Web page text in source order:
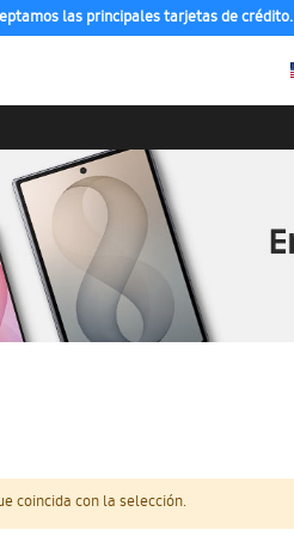
las principales tarjetas de crédito.
coincida con la selección.